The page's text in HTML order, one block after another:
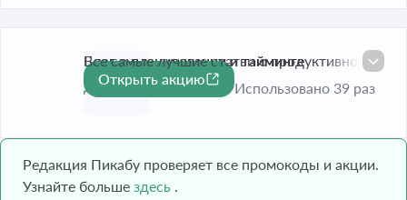
Блог о планировании и тайминге
До 30 сент. 2026
Все самые лучшие статьи о продуктивности.
Открыть акцию
Использовано 39 раз
Редакция Пикабу проверяет все промокоды и акции.
Узнайте больше здесь .